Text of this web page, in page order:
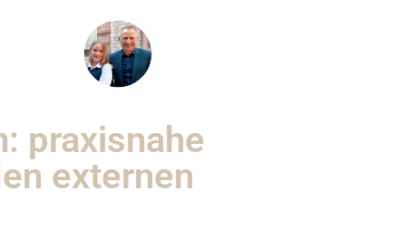
praxisnahe
externen